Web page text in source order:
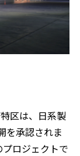
区は、日系製
を承認されま
ロジェクトで